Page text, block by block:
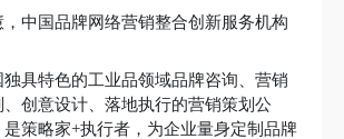
，中国品牌网络营销整合创新服务机构
独具特色的工业品领域品牌咨询、营销
、创意设计、落地执行的营销策划公
是策略家+执行者，为企业量身定制品牌